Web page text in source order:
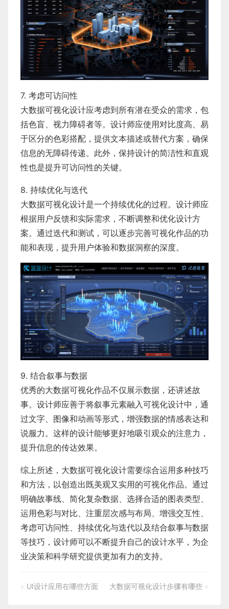
7. 考虑可访问性
大数据可视化设计应考虑到所有潜在受众的需求，包
括色盲、视力障碍者等。设计师应使用对比度高、易
于区分的色彩搭配，提供文本描述或替代方案，确保
信息的无障碍传递。此外，保持设计的简洁性和直观
性也是提升可访问性的关键。
8. 持续优化与迭代
大数据可视化设计是一个持续优化的过程。设计师应
根据用户反馈和实际需求，不断调整和优化设计方
案。通过迭代和测试，可以逐步完善可视化作品的功
能和表现，提升用户体验和数据洞察的深度。
9. 结合叙事与数据
优秀的大数据可视化作品不仅展示数据，还讲述故
事。设计师应善于将叙事元素融入可视化设计中，通
过文字、图像和动画等形式，增强数据的情感表达和
说服力。这样的设计能够更好地吸引观众的注意力，
提升信息的传达效果。
综上所述， 大数据可视化设计需要综合运用多种技巧
和方法，以创造出既美观又实用的可视化作品。通过
明确故事线、简化复杂数据、选择合适的图表类型、
运用色彩与对比、注重层次感与布局、增强交互性、
考虑可访问性、持续优化与迭代以及结合叙事与数据
等技巧，设计师可以不断提升自己的设计水平，为企
业决策和科学研究提供更加有力的支持。
« UI设计应用在哪些方面 大数据可视化设计步骤有哪些 »